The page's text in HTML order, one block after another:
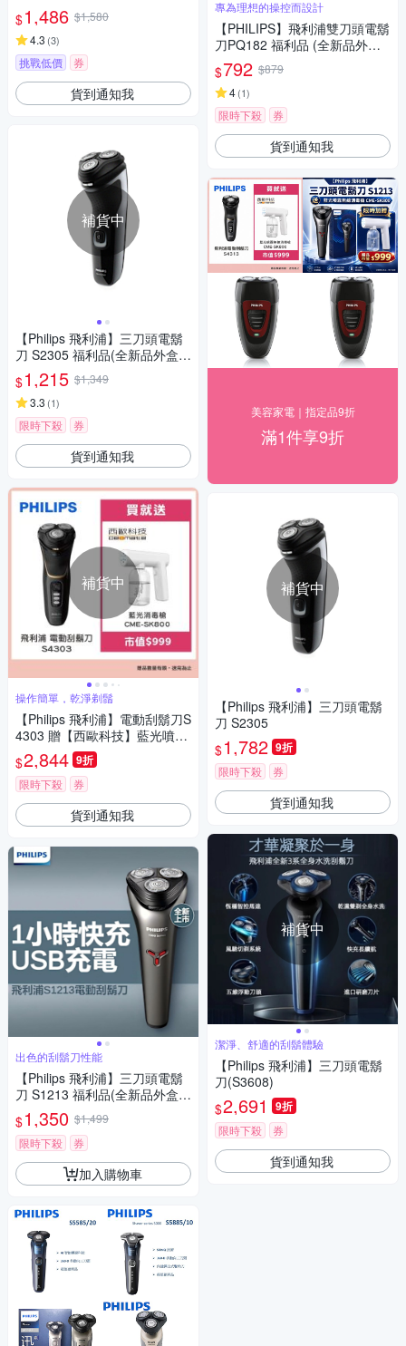
$1,486 $1,580
4.3 (3)
挑戰低價 券
貨到通知我
補貨中
【Philips 飛利浦】三刀頭電鬍
刀 S2305 福利品(全新品外盒凹
損)
$1,215 $1,349
3.3 (1)
限時下殺 券
貨到通知我
補貨中
操作簡單，乾淨剃鬚
【Philips 飛利浦】電動刮鬍刀S
4303 贈【西歐科技】藍光噴霧
無線消毒槍CME-SK800
$2,844 9折
限時下殺 券
貨到通知我
出色的刮鬍刀性能
【Philips 飛利浦】三刀頭電鬍
刀 S1213 福利品(全新品外盒凹
損)
$1,350 $1,499
限時下殺
券
加入購物車
專為理想的操控而設計
【PHILIPS】飛利浦雙刀頭電鬍
刀PQ182 福利品 (全新品外盒
凹損)
$792 $879
4(1)
限時下殺 券
貨到通知我
美容家電｜指定品9折
滿1件享9折
補貨中
【Philips 飛利浦】三刀頭電鬍
刀 S2305
$1,782 9折
限時下殺 券
貨到通知我
補貨中
潔淨、舒適的刮鬍體驗
【Philips 飛利浦】三刀頭電鬍
刀(S3608)
$2,691 9折
限時下殺 券
貨到通知我